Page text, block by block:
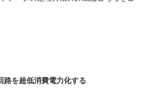
路を超低消費電力化する